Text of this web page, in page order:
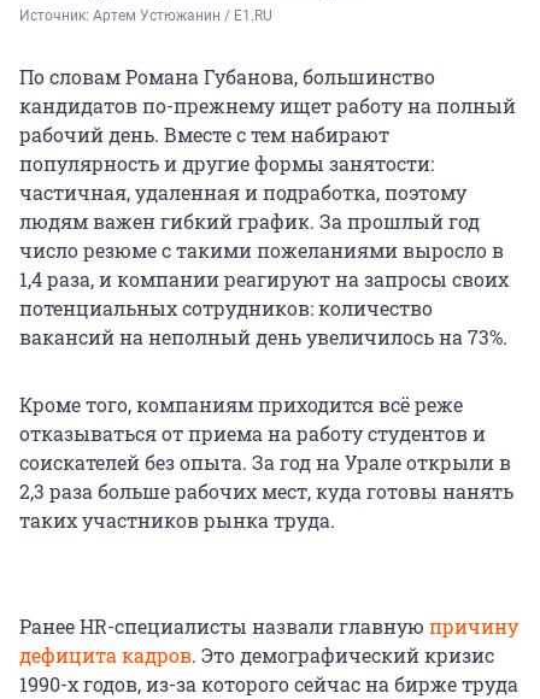
Источник: Артем Устюжанин / E1.RU
По словам Романа Губанова, большинство
кандидатов по-прежнему ищет работу на полный
рабочий день. Вместе с тем набирают
популярность и другие формы занятости:
частичная, удаленная и подработка, поэтому
людям важен гибкий график. За прошлый год
число резюме с такими пожеланиями выросло в
1,4 раза, и компании реагируют на запросы своих
потенциальных сотрудников: количество
вакансий на неполный день увеличилось на 73%.
Кроме того, компаниям приходится всё реже
отказываться от приема на работу студентов и
соискателей без опыта. За год на Урале открыли в
2,3 раза больше рабочих мест, куда готовы нанять
таких участников рынка труда.
Ранее HR-специалисты назвали главную причину
дефицита кадров. Это демографический кризис
1990-х годов, из-за которого сейчас на бирже труда